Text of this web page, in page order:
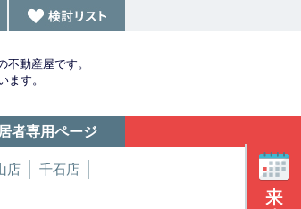
動産屋です。
ます。
者専用ページ
店
千石店